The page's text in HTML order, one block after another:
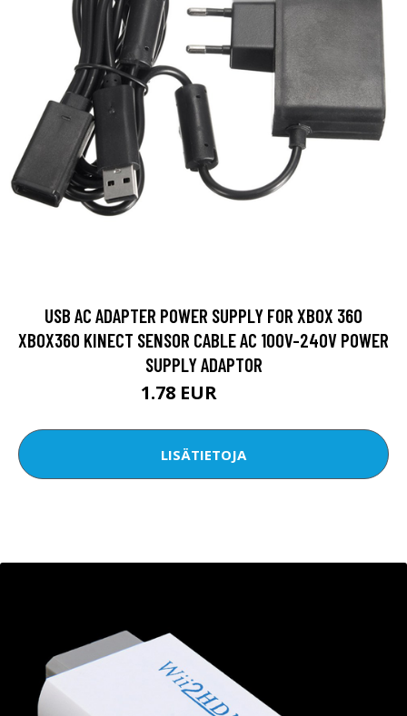
USB AC ADAPTER POWER SUPPLY FOR XBOX 360
XBOX360 KINECT SENSOR CABLE AC 100V-240V POWER
SUPPLY ADAPTOR
1.78 EUR
LISÄTIETOJA